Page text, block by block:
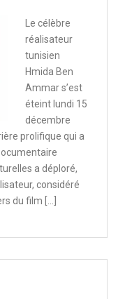
Le célèbre
réalisateur
tunisien
Hmida Ben
Ammar s’est
éteint lundi 15
décembre
prolifique qui a
a déploré,
considéré
du film […]